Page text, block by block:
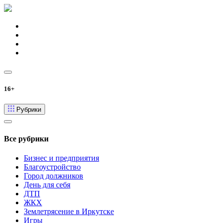
16+
Рубрики
Все рубрики
Бизнес и предприятия
Благоустройство
Город должников
День для себя
ДТП
ЖКХ
Землетрясение в Иркутске
Игры